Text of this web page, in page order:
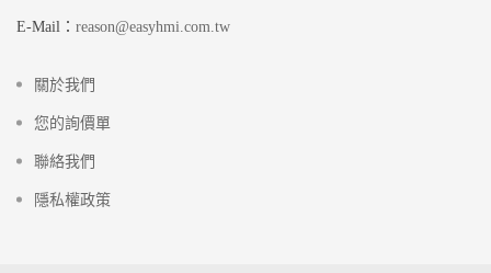
E-Mail： reason@easyhmi.com.tw
關於我們
您的詢價單
聯絡我們
隱私權政策